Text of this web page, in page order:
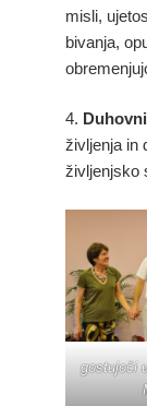
misli,
bivanja,
4.
življenja in
življenjsko
gostujoči